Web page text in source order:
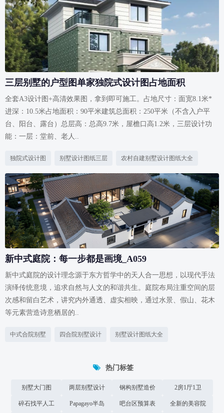
三层别墅的户型图单家独院式设计图占地面积
全套A3设计图+高清效果图，拿到即可施工。占地尺寸：面宽8.1米*
进深：10.5米占地面积：90平米建筑总面积：250平米（不含入户平
台、阳台、露台）总层高：总高9.7米，屋檐口高1.2米，三层设计功
能：一层：堂前、老人..
独院式设计图 别墅设计图纸三层 农村自建别墅设计图纸大全
新中式庭院：每一步都是画境_A059
新中式庭院的设计理念源于东方哲学中的天人合一思想，以现代手法
演绎传统意境，追求自然与人文的和谐共生。庭院布局注重空间的层
次感和留白艺术，讲究内外通透、虚实相映，通过水景、假山、花木
等元素营造诗意栖居的..
中式合院别墅 四合院别墅设计 别墅设计图纸大全
热门标签
别墅大门图 两层别墅设计 钢构别墅造价 2房1厅1卫
碎石找平人工 Papagayo半岛 吧台区预算表 全新的美容院